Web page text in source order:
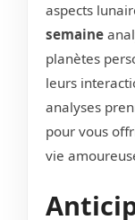
aspects
semaine
planètes
leurs
analyses
pour vous
vie